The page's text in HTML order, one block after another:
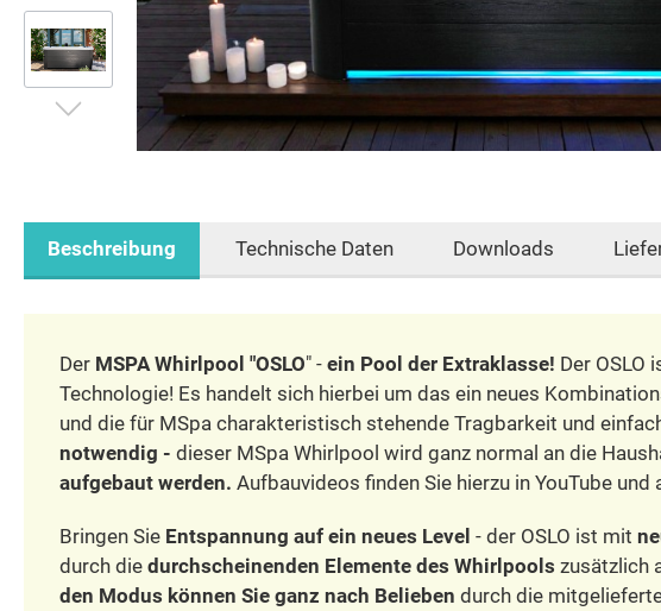
Beschreibung Technische Daten Downloads
Der MSPA Whirlpool "OSLO" - ein Pool der Extraklasse! Der OSLO
Technologie! Es handelt sich hierbei um das ein neues
und die für MSpa charakteristisch stehende Tragbarkeit und
notwendig - dieser MSpa Whirlpool wird ganz normal an die
aufgebaut werden. Aufbauvideos finden Sie hierzu in YouTube und
Bringen Sie Entspannung auf ein neues Level - der OSLO ist mit
durch die durchscheinenden Elemente des Whirlpools zusätzlich
den Modus können Sie ganz nach Belieben durch die